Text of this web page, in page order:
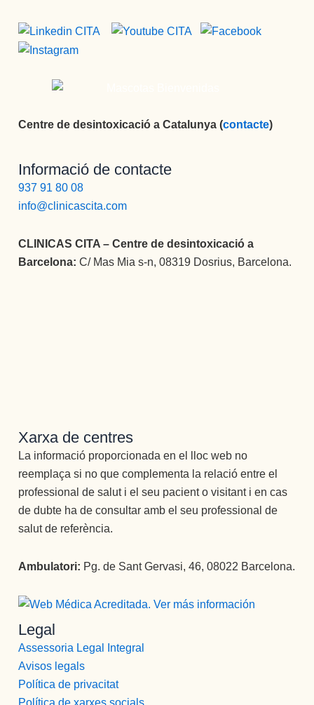
Centre de desintoxicació a Catalunya (contacte)
Informació de contacte
937 91 80 08
info@clinicascita.com
CLINICAS CITA – Centre de desintoxicació a
Barcelona:C/ Mas Mia s-n, 08319 Dosrius, Barcelona.
Xarxa de centres
La informació proporcionada en el lloc web no
reemplaça si no que complementa la relació entre el
professional de salut i el seu pacient o visitant i en cas
de dubte ha de consultar amb el seu professional de
salut de referència.
Ambulatori: Pg. de Sant Gervasi, 46, 08022 Barcelona.
Legal
Assessoria Legal Integral
Avisos legals
Política de privacitat